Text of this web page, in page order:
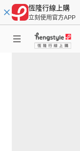
恆隆行線上購
立刻使用官方APP